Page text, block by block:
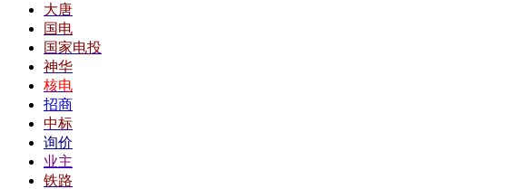
大唐
国电
国家电投
神华
核电
招商
中标
询价
业主
铁路